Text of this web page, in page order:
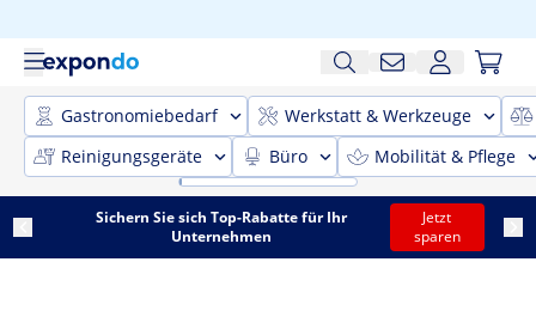
Gastronomiebedarf
Werkstatt & Werkzeuge
Reinigungsgeräte
Büro Mobilität & Pflege
Sichern Sie sich Top-Rabatte für Ihr
Unternehmen
Jetzt
sparen